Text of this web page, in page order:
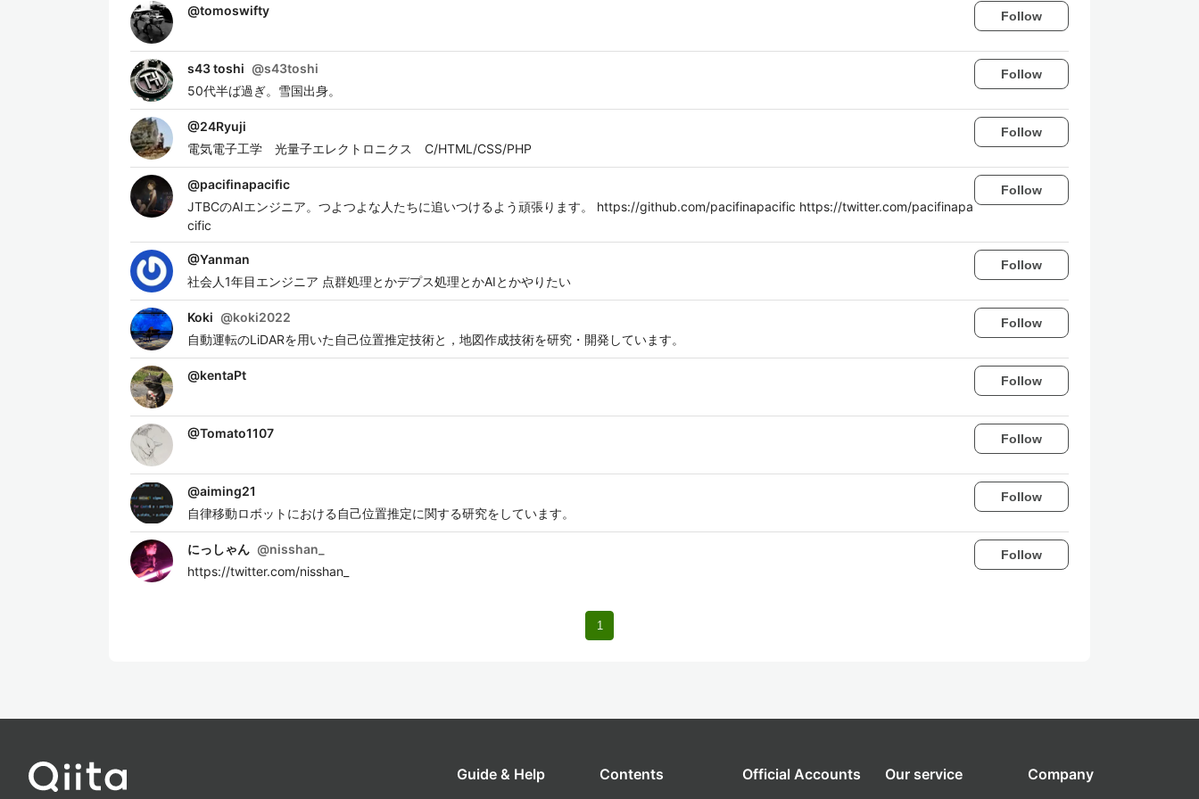
@tomoswifty Follow
s43 toshi @s43toshi
50代半ば過ぎ。雪国出身。
Follow
@24Ryuji
電気電子工学 光量子エレクトロニクス C/HTML/CSS/PHP
Follow
@pacifinapacific
JTBCのAIエンジニア。つよつよな人たちに追いつけるよう頑張ります。 https://github.com/pacifinapacific https://twitter.com/pacifinapa
cific
Follow
@Yanman
社会人1年目エンジニア 点群処理とかデプス処理とかAIとかやりたい
Follow
Koki @koki2022
自動運転のLiDARを用いた自己位置推定技術と，地図作成技術を研究・開発しています。
Follow
@kentaPt Follow
@Tomato1107 Follow
@aiming21
自律移動ロボットにおける自己位置推定に関する研究をしています。
Follow
にっしゃん @nisshan_
https://twitter.com/nisshan_
Follow
1
Guide & Help Contents Official Accounts Our service Company